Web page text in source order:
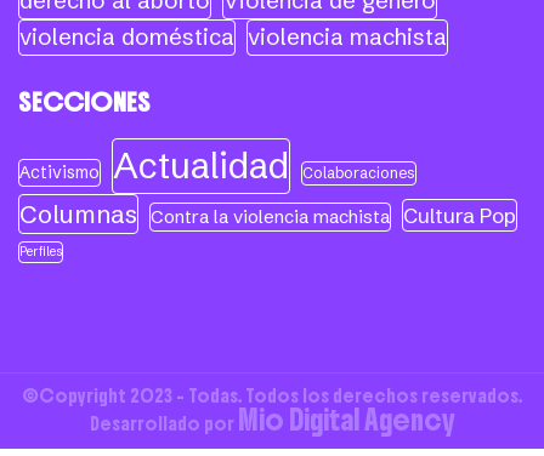
violencia doméstica violencia machista
SECCIONES
Activismo Actualidad Colaboraciones
Columnas Contra la violencia machista Cultura Pop
Perfiles
©Copyright 2023 - Todas. Todos los derechos reservados.
Desarrollado por Mio Digital Agency